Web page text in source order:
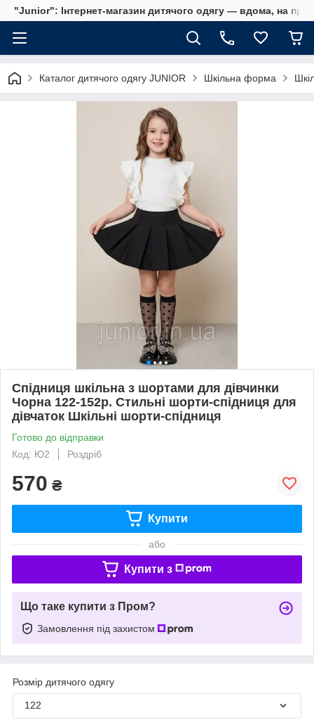
"Junior": Інтернет-магазин дитячого одягу — вдома, на
Каталог дитячого одягу JUNIOR Шкільна форма
Спідниця шкільна з шортами для дівчинки
Чорна 122-152р. Стильні шорти-спідниця для
дівчаток Шкільні шорти-спідниця
Готово до відправки
Код: Ю2
Роздріб
570 ₴
Купити
або
Купити з
Що таке купити з Пром?
Замовлення під захистом
Розмір дитячого одягу
122